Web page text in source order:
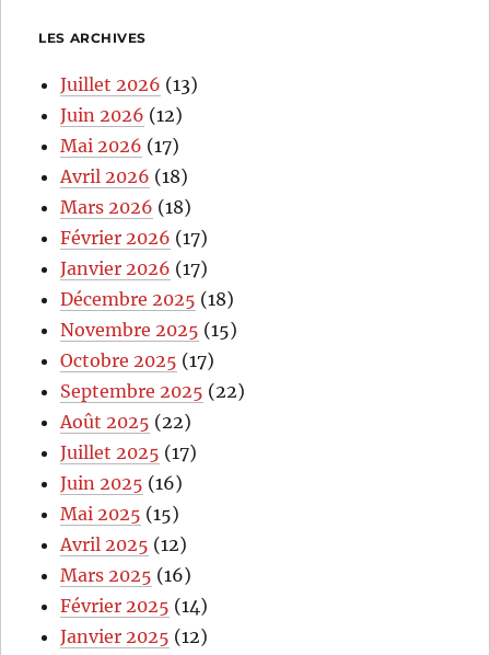
LES ARCHIVES
Juillet 2026 (13)
Juin 2026 (12)
Mai 2026 (17)
Avril 2026 (18)
Mars 2026 (18)
Février 2026 (17)
Janvier 2026 (17)
Décembre 2025 (18)
Novembre 2025 (15)
Octobre 2025 (17)
Septembre 2025 (22)
Août 2025 (22)
Juillet 2025 (17)
Juin 2025 (16)
Mai 2025 (15)
Avril 2025 (12)
Mars 2025 (16)
Février 2025 (14)
Janvier 2025 (12)